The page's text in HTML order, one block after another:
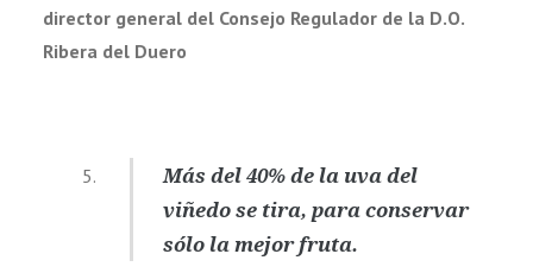
director general del Consejo Regulador de la D.O.
Ribera del Duero
Más del 40% de la uva del
viñedo se tira, para conservar
sólo la mejor fruta.